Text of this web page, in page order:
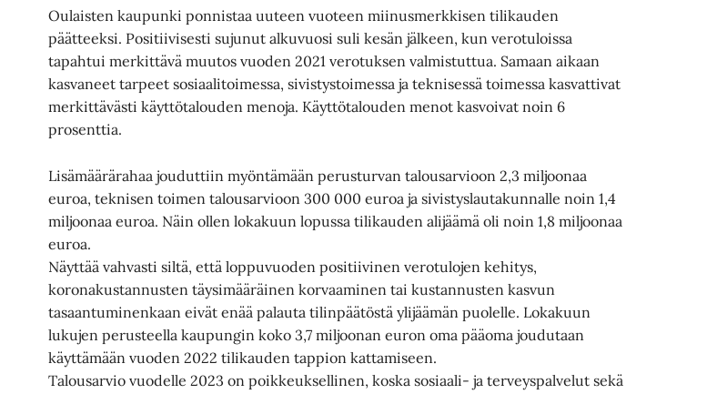
Oulaisten kaupunki ponnistaa uuteen vuoteen miinusmerkkisen tilikauden
päätteeksi. Positiivisesti sujunut alkuvuosi suli kesän jälkeen, kun verotuloissa
tapahtui merkittävä muutos vuoden 2021 verotuksen valmistuttua. Samaan aikaan
kasvaneet tarpeet sosiaalitoimessa, sivistystoimessa ja teknisessä toimessa kasvattivat
merkittävästi käyttötalouden menoja. Käyttötalouden menot kasvoivat noin 6
prosenttia.
Lisämäärärahaa jouduttiin myöntämään perusturvan talousarvioon 2,3 miljoonaa
euroa, teknisen toimen talousarvioon 300 000 euroa ja sivistyslautakunnalle noin 1,4
miljoonaa euroa. Näin ollen lokakuun lopussa tilikauden alijäämä oli noin 1,8 miljoonaa
euroa.
Näyttää vahvasti siltä, että loppuvuoden positiivinen verotulojen kehitys,
koronakustannusten täysimääräinen korvaaminen tai kustannusten kasvun
tasaantuminenkaan eivät enää palauta tilinpäätöstä ylijäämän puolelle. Lokakuun
lukujen perusteella kaupungin koko 3,7 miljoonan euron oma pääoma joudutaan
käyttämään vuoden 2022 tilikauden tappion kattamiseen.
Talousarvio vuodelle 2023 on poikkeuksellinen, koska sosiaali- ja terveyspalvelut sekä